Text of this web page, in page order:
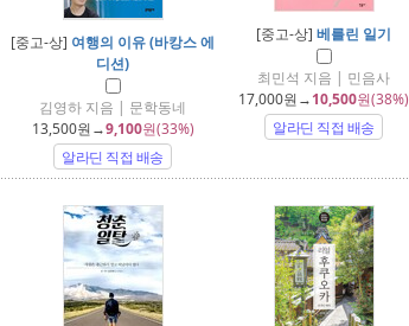
[중고-상] 여행의 이유 (바캉스 에
디션)
김영하 지음 | 문학동네
13,500원→9,100원(33%)
알라딘 직접 배송
[중고-상] 베를린 일기
최민석 지음 | 민음사
17,000원→10,500원(38%)
알라딘 직접 배송